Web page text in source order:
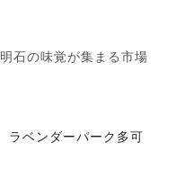
明石の味覚が集まる市場
ラベンダーパーク多可